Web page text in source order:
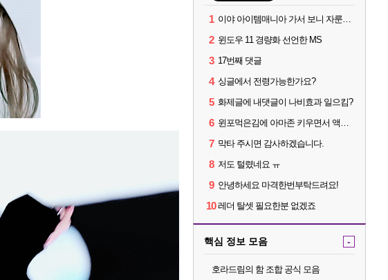
1 이야 아이템매니아 가서 보니 자룬이 뭐 3~4000원 하네요?
2 윈도우 11 경량화 선언한 MS
3 17번째 댓글
4 싱글에서 전령가능한가요?
5 화제글에 내댓글이 나비효과 일으킴?
6 윈포먹은김에 아마존 키우면서 액트미는데 자룬이?
7 막타 주시면 감사하겠습니다.
8 저도 털렸네요 ㅠ
9 안녕하세요 마격한번부탁드려요!
10 레더 탈셋 필요한분 없겠죠
핵심 정보 모음 -
호라드림의 함 조합 공식 모음